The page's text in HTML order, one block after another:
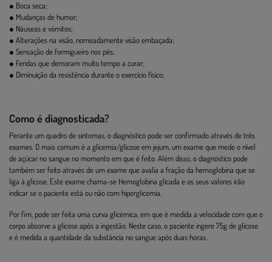
● Boca seca;
● Mudanças de humor;
● Náuseas e vómitos;
● Alterações na visão, nomeadamente visão embaçada;
● Sensação de formigueiro nos pés;
● Feridas que demoram muito tempo a curar;
● Diminuição da resistência durante o exercício físico;
Como é diagnosticada?
Perante um quadro de sintomas, o diagnóstico pode ser confirmado através de três
exames. O mais comum é a glicemia/glicose em jejum, um exame que mede o nível
de açúcar no sangue no momento em que é feito. Além disso, o diagnóstico pode
também ser feito através de um exame que avalia a fração da hemoglobina que se
liga à glicose. Este exame chama-se Hemoglobina glicada e os seus valores irão
indicar se o paciente está ou não com hiperglicemia.
Por fim, pode ser feita uma curva glicémica, em que é medida a velocidade com que o
corpo absorve a glicose após a ingestão. Neste caso, o paciente ingere 75g de glicose
e é medida a quantidade da substância no sangue após duas horas.